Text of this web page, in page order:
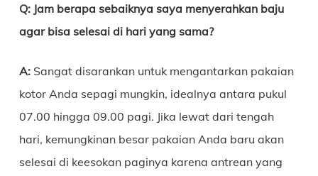
Q: Jam berapa sebaiknya saya menyerahkan baju
agar bisa selesai di hari yang sama?
A:Sangat disarankan untuk mengantarkan pakaian
kotor Anda sepagi mungkin, idealnya antara pukul
07.00 hingga 09.00 pagi. Jika lewat dari tengah
hari, kemungkinan besar pakaian Anda baru akan
selesai di keesokan paginya karena antrean yang